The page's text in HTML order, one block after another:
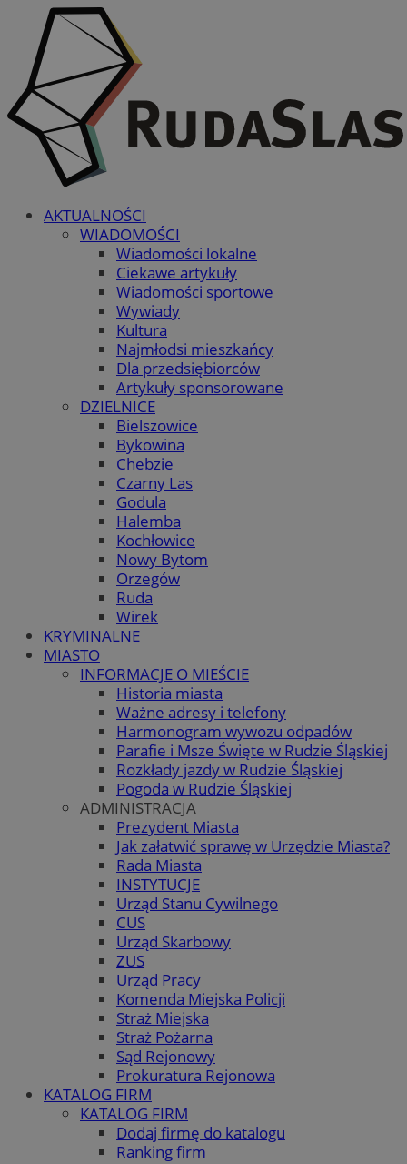
AKTUALNOŚCI
WIADOMOŚCI
Wiadomości lokalne
Ciekawe artykuły
Wiadomości sportowe
Wywiady
Kultura
Najmłodsi mieszkańcy
Dla przedsiębiorców
Artykuły sponsorowane
DZIELNICE
Bielszowice
Bykowina
Chebzie
Czarny Las
Godula
Halemba
Kochłowice
Nowy Bytom
Orzegów
Ruda
Wirek
KRYMINALNE
MIASTO
INFORMACJE O MIEŚCIE
Historia miasta
Ważne adresy i telefony
Harmonogram wywozu odpadów
Parafie i Msze Święte w Rudzie Śląskiej
Rozkłady jazdy w Rudzie Śląskiej
Pogoda w Rudzie Śląskiej
ADMINISTRACJA
Prezydent Miasta
Jak załatwić sprawę w Urzędzie Miasta?
Rada Miasta
INSTYTUCJE
Urząd Stanu Cywilnego
CUS
Urząd Skarbowy
ZUS
Urząd Pracy
Komenda Miejska Policji
Straż Miejska
Straż Pożarna
Sąd Rejonowy
Prokuratura Rejonowa
KATALOG FIRM
KATALOG FIRM
Dodaj firmę do katalogu
Ranking firm